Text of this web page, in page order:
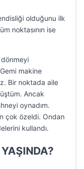
olduğunu ilk
noktasının ise
makine
Bir noktada aile
Ancak
oynadım.
çok özeldi. Ondan
kullandı.